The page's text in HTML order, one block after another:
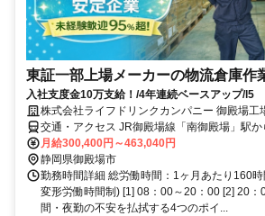
東証一部上場メーカーの物流倉庫作
入社支度金10万支給！/4年連続ベースアップ/l5
株式会社ライフドリンクカンパニー 御殿場工
交通・アクセス JR御殿場線「南御殿場」駅
月給300,400円～463,040円
静岡県御殿場市
勤務時間詳細 総労働時間：1ヶ月あたり160
変形労働時間制) [1] 08：00～20：00 [2] 20
間・夜勤の不安を払拭する4つのポイ...